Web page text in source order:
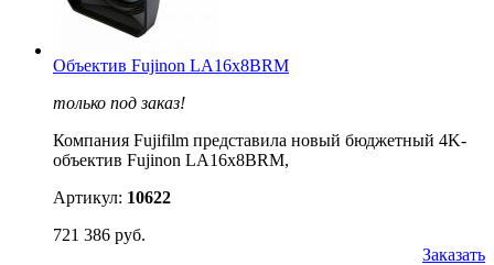
Объектив Fujinon LA16x8BRM
только под заказ!
Компания Fujifilm представила новый бюджетный 4K-
объектив Fujinon LA16x8BRM,
Артикул: 10622
721 386 руб.
Заказать